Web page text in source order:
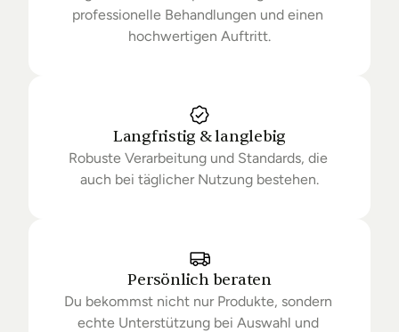
professionelle Behandlungen und einen
hochwertigen Auftritt.
Langfristig & langlebig
Robuste Verarbeitung und Standards, die
auch bei täglicher Nutzung bestehen.
Persönlich beraten
Du bekommst nicht nur Produkte, sondern
echte Unterstützung bei Auswahl und